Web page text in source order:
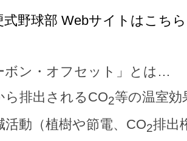
式野球部 Webサイトはこちら
ボン・オフセット」とは…
ら排出されるCO2等の温室
活動（植樹や節電、CO2排出